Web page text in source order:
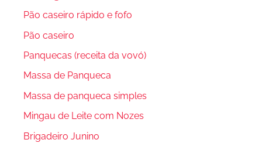
Pão caseiro rápido e fofo
Pão caseiro
Panquecas (receita da vovó)
Massa de Panqueca
Massa de panqueca simples
Mingau de Leite com Nozes
Brigadeiro Junino